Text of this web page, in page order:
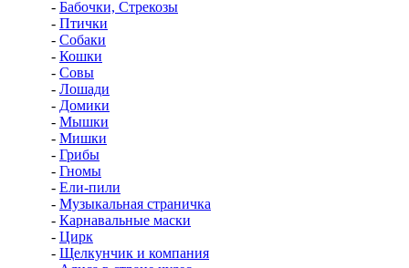
- Бабочки, Стрекозы
- Птички
- Собаки
- Кошки
- Совы
- Лошади
- Домики
- Мышки
- Мишки
- Грибы
- Гномы
- Ели-пили
- Музыкальная страничка
- Карнавальные маски
- Цирк
- Щелкунчик и компания